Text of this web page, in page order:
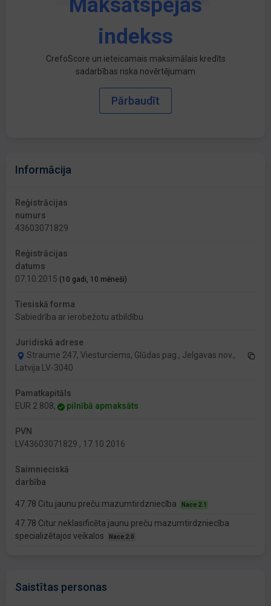
Maksātspējas
indekss
CrefoScore un ieteicamais maksimālais kredīts
sadarbības riska novērtējumam
Pārbaudīt
Informācija
Reģistrācijas
numurs
43603071829
Reģistrācijas
datums
07.10.2015 (10 gadi, 10 mēneši)
Tiesiskā forma
Sabiedrība ar ierobežotu atbildību
Juridiskā adrese
Straume 247, Viesturciems, Glūdas pag., Jelgavas nov.,
Latvija LV-3040
Pamatkapitāls
EUR 2 808,
pilnībā apmaksāts
PVN
LV43603071829 , 17.10.2016
Saimnieciskā
darbība
47.78 Citu jaunu preču mazumtirdzniecība Nace 2.1
47.78 Citur neklasificēta jaunu preču mazumtirdzniecība
specializētajos veikalos
Nace 2.0
Saistītas personas